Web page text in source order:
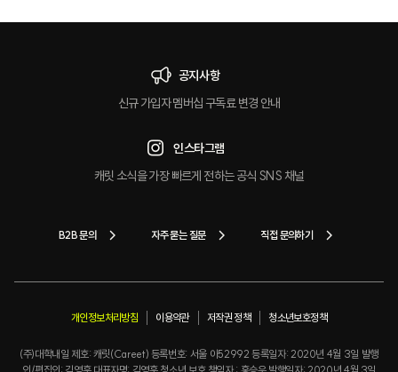
공지사항
신규 가입자 멤버십 구독료 변경 안내
인스타그램
캐릿 소식을 가장 빠르게 전하는 공식 SNS 채널
B2B 문의 자주 묻는 질문 직접 문의하기
개인정보처리방침 이용약관 저작권 정책 청소년보호정책
(주)대학내일 제호: 캐릿(Careet) 등록번호: 서울 아52992 등록일자: 2020년 4월 3일 발행